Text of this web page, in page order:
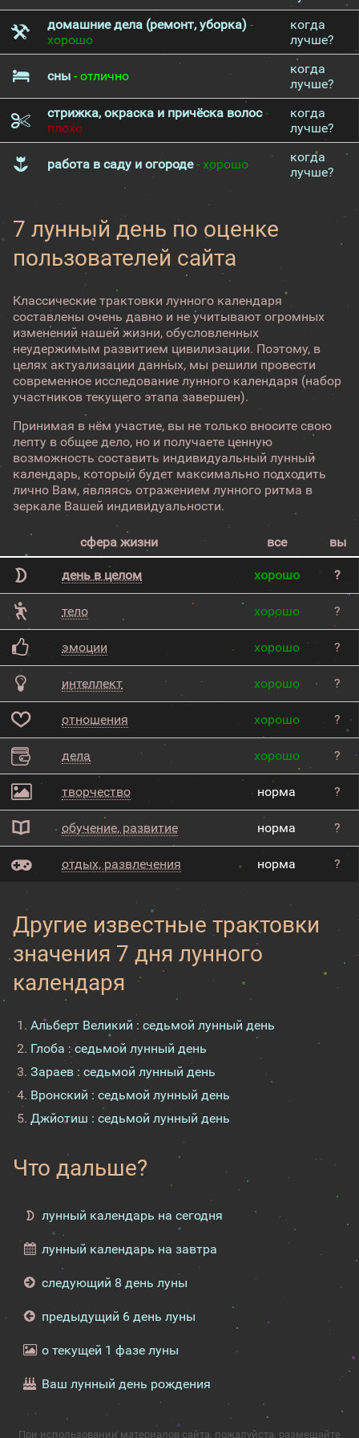
домашние дела (ремонт, уборка) -
хорошо
когда
лучше?
сны - отлично
когда
лучше?
стрижка, окраска и причёска волос-
плохо
когда
лучше?
работа в саду и огороде- хорошо
когда
лучше?
7 лунный день по оценке
пользователей сайта
Классические трактовки лунного календаря
составлены очень давно и не учитывают огромных
изменений нашей жизни, обусловленных
неудержимым развитием цивилизации. Поэтому, в
целях актуализации данных, мы решили провести
современное исследование лунного календаря (набор
участников текущего этапа завершен).
Принимая в нём участие, вы не только вносите свою
лепту в общее дело, но и получаете ценную
возможность составить индивидуальный лунный
календарь, который будет максимально подходить
лично Вам, являясь отражением лунного ритма в
зеркале Вашей индивидуальности.
сфера жизни все вы
день в целом хорошо ?
тело хорошо ?
эмоции хорошо ?
интеллект хорошо ?
отношения хорошо ?
дела хорошо ?
творчество норма ?
обучение, развитие норма ?
отдых, развлечения норма ?
Другие известные трактовки
значения 7 дня лунного
календаря
Альберт Великий : седьмой лунный день
Глоба : седьмой лунный день
Зараев : седьмой лунный день
Вронский : седьмой лунный день
Джйотиш : седьмой лунный день
Что дальше?
лунный календарь на сегодня
лунный календарь на завтра
следующий 8 день луны
предыдущий 6 день луны
о текущей 1 фазе луны
Ваш лунный день рождения
При использовании материалов сайта, пожалуйста, размещайте